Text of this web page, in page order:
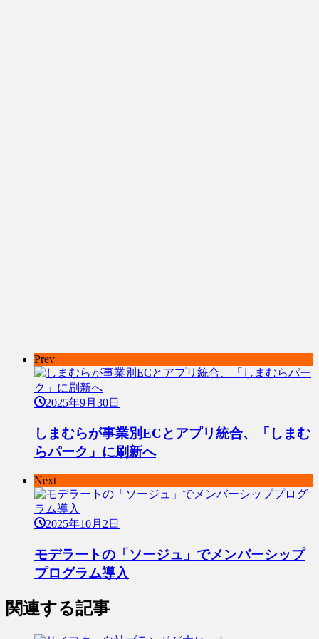
Prev
2025年9月30日
しまむらが事業別ECとアプリ統合、「しまむ
らパーク」に刷新へ
Next
2025年10月2日
モデラートの「ソージュ」でメンバーシップ
プログラム導入
関連する記事